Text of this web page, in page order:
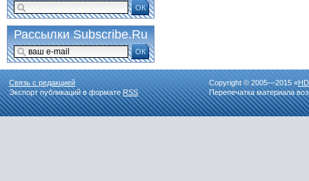
ОК
Рассылки Subscribe.Ru
ОК
Связь с редакцией
Экспорт публикаций в форматеRSS
Copyright © 2005—2015 «
Перепечатка материала